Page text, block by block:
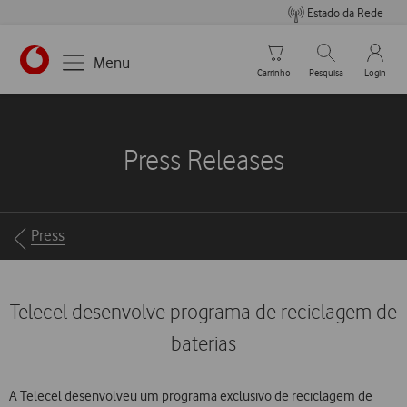
Estado da Rede
https://www.vodafone.pt
Menu
Carrinho de compras
Carrinho
Pesquisar
Pesquisa
My
Login
Press Releases
Breadcrumbs
Press
Telecel desenvolve programa de reciclagem de
baterias
A Telecel desenvolveu um programa exclusivo de reciclagem de